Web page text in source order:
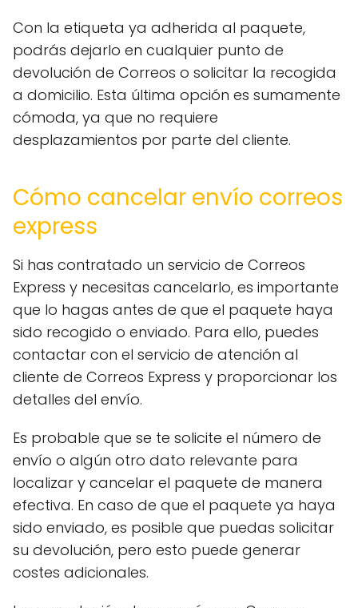
Con la etiqueta ya adherida al paquete,
podrás dejarlo en cualquier punto de
devolución de Correos o solicitar la recogida
a domicilio. Esta última opción es sumamente
cómoda, ya que no requiere
desplazamientos por parte del cliente.
Cómo cancelar envío correos
express
Si has contratado un servicio de Correos
Express y necesitas cancelarlo, es importante
que lo hagas antes de que el paquete haya
sido recogido o enviado. Para ello, puedes
contactar con el servicio de atención al
cliente de Correos Express y proporcionar los
detalles del envío.
Es probable que se te solicite el número de
envío o algún otro dato relevante para
localizar y cancelar el paquete de manera
efectiva. En caso de que el paquete ya haya
sido enviado, es posible que puedas solicitar
su devolución, pero esto puede generar
costes adicionales.